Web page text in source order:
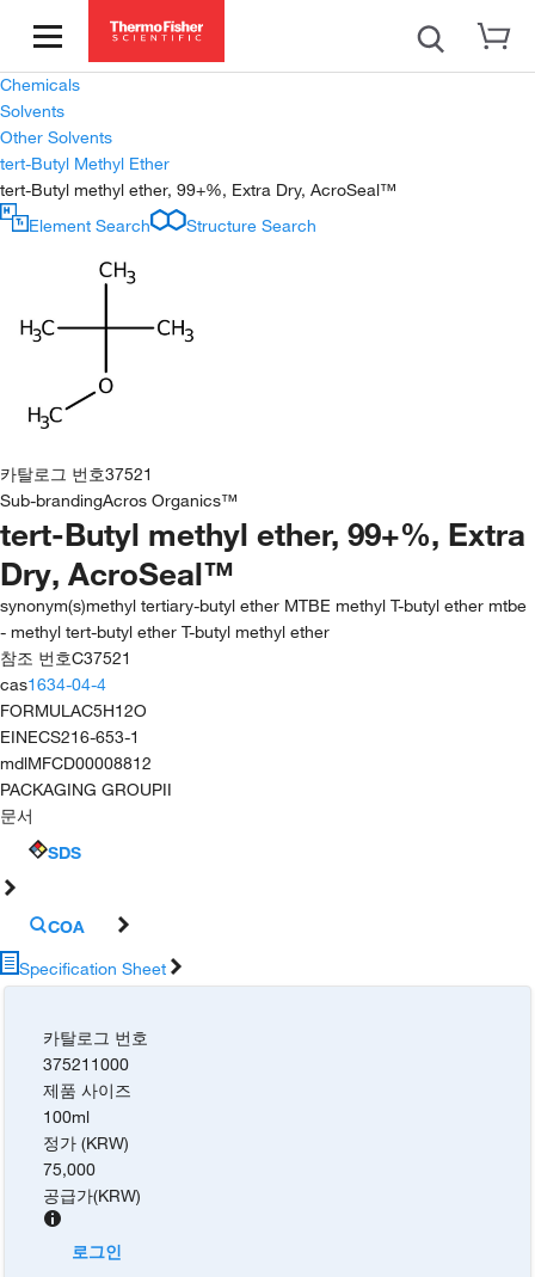
Chemicals
Solvents
Other Solvents
tert-Butyl Methyl Ether
tert-Butyl methyl ether, 99+%, Extra Dry, AcroSeal™
Element Search
Structure Search
카탈로그 번호37521
Sub-brandingAcros Organics™
tert-Butyl methyl ether, 99+%, Extra
Dry, AcroSeal™
synonym(s)methyl tertiary-butyl ether MTBE methyl T-butyl ether mtbe
- methyl tert-butyl ether T-butyl methyl ether
참조 번호C37521
cas1634-04-4
FORMULAC5H12O
EINECS216-653-1
mdlMFCD00008812
PACKAGING GROUPII
문서
SDS
COA
Specification Sheet
카탈로그 번호
375211000
제품 사이즈
100ml
정가 (KRW)
75,000
공급가(KRW)
로그인